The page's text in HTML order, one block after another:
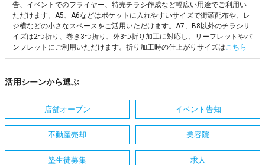
告、イベントでのフライヤー、特売チラシ作成など幅広い用途でご利用い
ただけます。A5、A6などはポケットに入れやすいサイズで街頭配布や、レ
ジ横などの小さなスペースをご活用いただけます。A7、B8以外のチラシサ
イズは2つ折り、巻き3つ折り、外3つ折り加工に対応し、リーフレットやパ
ンフレットにご利用いただけます。折り加工時の仕上がりサイズはこちら
活用シーンから選ぶ
店舗オープン イベント告知
不動産売却 美容院
塾生徒募集 求人